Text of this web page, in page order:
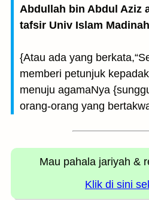
Abdullah bin Abdul Aziz
tafsir Univ Islam Madinah
{Atau ada yang
memberi petunjuk
menuju agamaNya
orang-orang yang
Mau pahala jariyah &
Klik di sini